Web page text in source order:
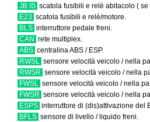
JB IS scatola fusibili e relè abitacolo ( se
E23 scatola fusibili e relè/motore.
BLS interruttore pedale freni.
CAN rete multiplex.
ABS centralina ABS / ESP.
RWSL sensore velocità veicolo / nella
RWSR sensore velocità veicolo / nella
FWSL sensore velocità veicolo / nella
FWSR sensore velocità veicolo / nella
ESPS interruttore di (dis)attivazione del
BFLS sensore di livello / liquido freni.